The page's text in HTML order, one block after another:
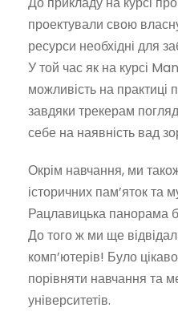
проектували свою
ресурси необхідні для
У той час як на курсі
можливість на практиці
завдяки трекерам
себе на наявність вад
Окрім навчання, ми
історичних пам’яток та
Рацлавицька панорама
До того ж ми ще
комп’ютерів! Було
порівняти навчання та
університетів.